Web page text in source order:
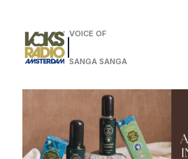
VOICE OF
SANGA SANGA